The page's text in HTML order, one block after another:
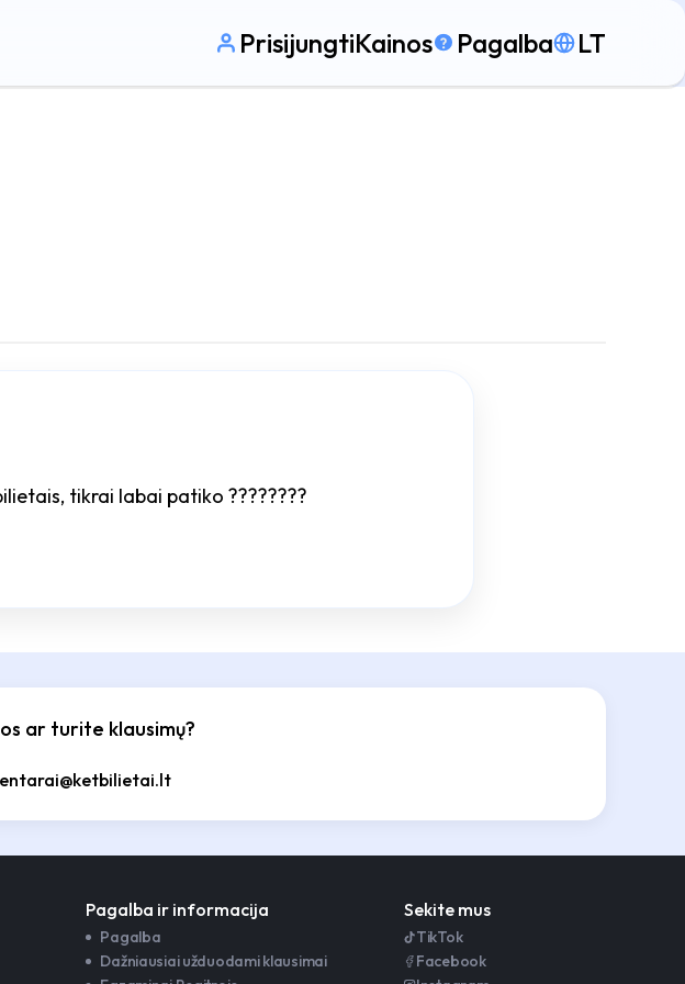
PrisijungtiKainos Pagalba LT
tikrai labai patiko ????????
ar turite klausimų?
Pagalba ir informacija
Pagalba
Dažniausiai užduodami klausimai
Sekite mus
TikTok
Facebook